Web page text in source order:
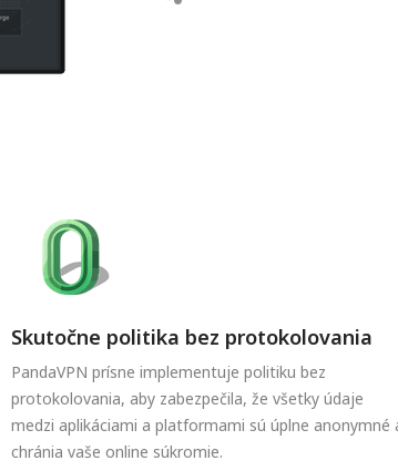
Skutočne politika bez protokolovania
PandaVPN prísne implementuje politiku bez
protokolovania, aby zabezpečila, že všetky údaje
medzi aplikáciami a platformami sú úplne anonymné
chránia vaše online súkromie.